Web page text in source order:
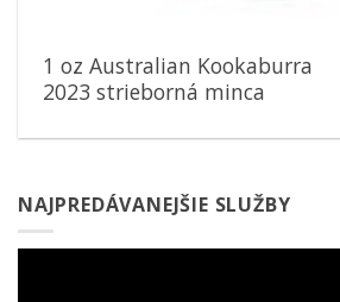
1 oz Australian Kookaburra
2023 strieborná minca
NAJPREDÁVANEJŠIE SLUŽBY